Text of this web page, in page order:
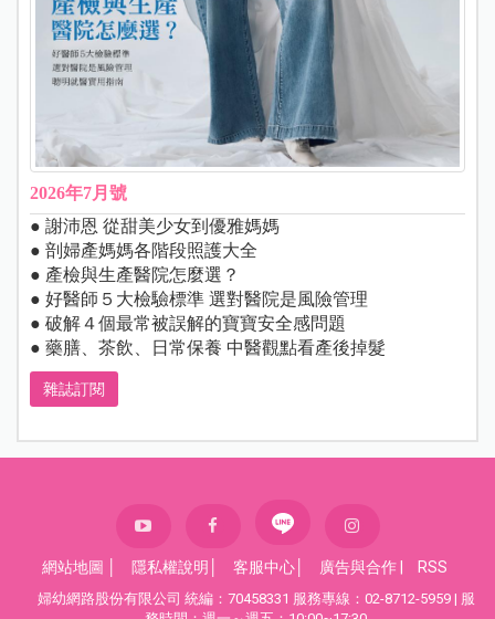
2026年7月號
● 謝沛恩 從甜美少女到優雅媽媽
● 剖婦產媽媽各階段照護大全
● 產檢與生產醫院怎麼選？
● 好醫師５大檢驗標準 選對醫院是風險管理
● 破解４個最常被誤解的寶寶安全感問題
● 藥膳、茶飲、日常保養 中醫觀點看產後掉髮
雜誌訂閱
網站地圖 隱私權說明 客服中心 廣告與合作 RSS
婦幼網路股份有限公司 統編：70458331 服務專線：02-8712-5959 | 服